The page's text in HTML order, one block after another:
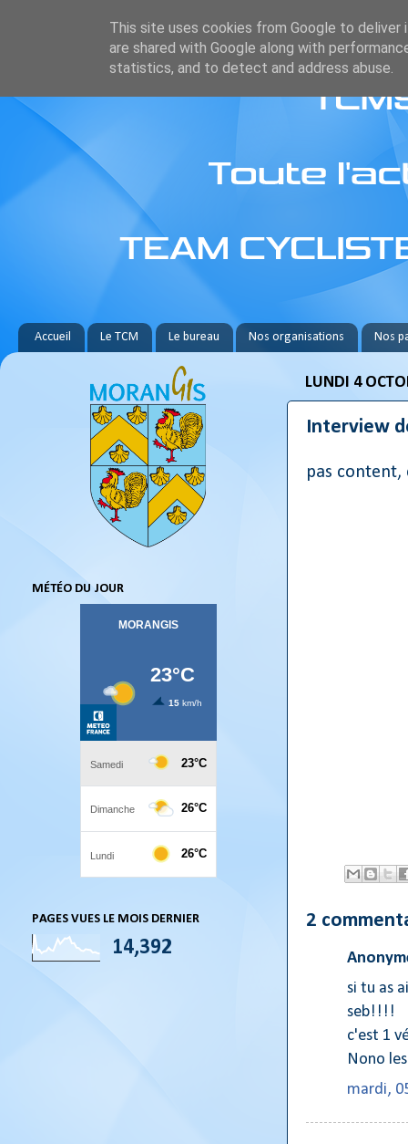
Accueil Le TCM Le bureau Nos organisations Nos
LUNDI 4
Interview
pas
2
si tu as
seb!!!!
c'est 1
Nono
mardi,
MÉTÉO DU JOUR
PAGES VUES LE MOIS DERNIER
14,392
This site uses cookies from Google to deliver
are shared with Google along with
statistics, and to detect and address abuse.